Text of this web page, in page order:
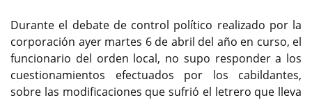
Durante el debate de control político realizado por la
corporación ayer martes 6 de abril del año en curso, el
funcionario del orden local, no supo responder a los
cuestionamientos efectuados por los cabildantes,
sobre las modificaciones que sufrió el letrero que lleva